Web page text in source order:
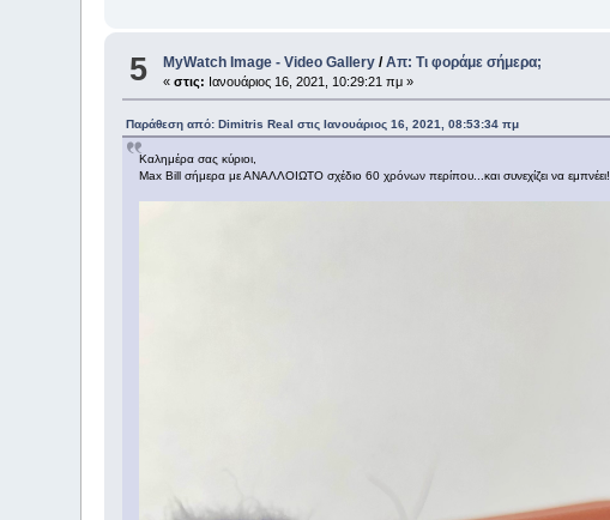
5 MyWatch Ιmage - Video Gallery /Απ: Τι φοράμε σήμερα;
«στις: Ιανουάριος 16, 2021, 10:29:21 πμ »
Παράθεση από: Dimitris Real στις Ιανουάριος 16, 2021, 08:53:34 πμ
Καλημέρα σας κύριοι,
Max Bill σήμερα με ΑΝΑΛΛΟΙΩΤΟ σχέδιο 60 χρόνων περίπου...και συνεχίζει να εμπνέει!